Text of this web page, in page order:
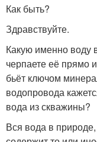
Как быть?
Здравствуйте.
Какую именно воду
черпаете её прямо
бьёт ключом
водопровода
вода из скважины?
Вся вода в